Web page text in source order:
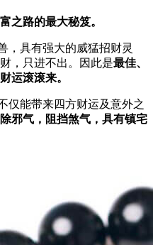
之路的最大秘笈。
，具有强大的威猛招财灵
，只进不出。因此是最佳、
运滚滚来。
仅能带来四方财运及意外之
邪气，阻挡煞气，具有镇宅